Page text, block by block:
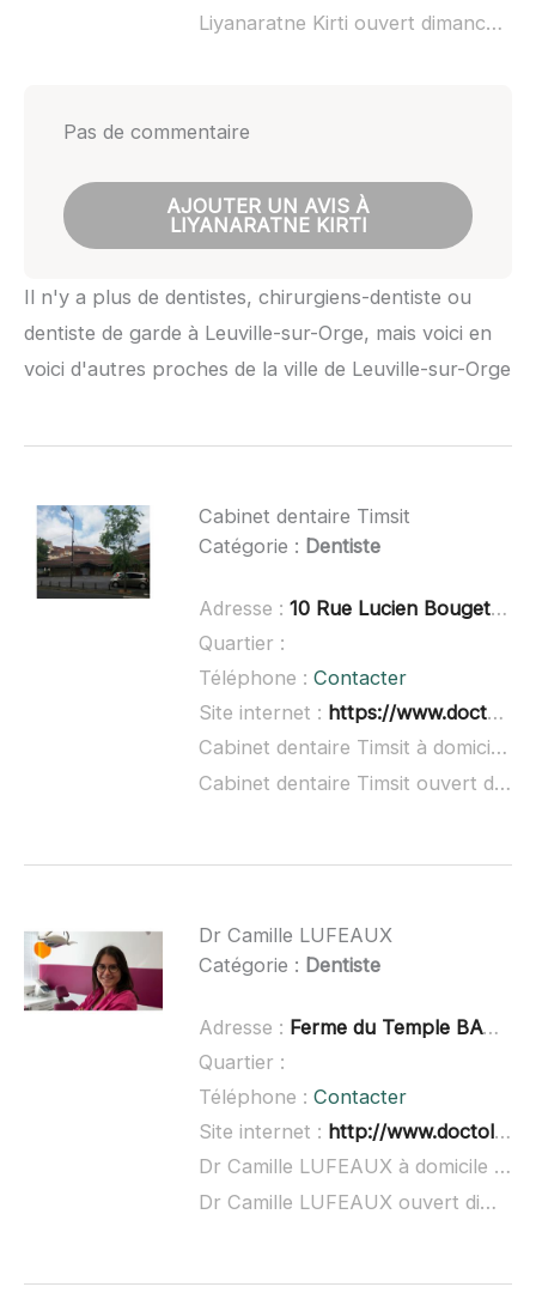
Liyanaratne Kirti ouvert dimanche :
Pas de commentaire
AJOUTER UN AVIS À
LIYANARATNE KIRTI
Il n'y a plus de dentistes, chirurgiens-dentiste ou
dentiste de garde à Leuville-sur-Orge, mais voici en
voici d'autres proches de la ville de Leuville-sur-Orge
Cabinet dentaire Timsit
Catégorie : Dentiste
Adresse : 10 Rue Lucien Bouget, 91220 Brétigny-sur-Orge
Quartier :
Téléphone : Contacter
Site internet : https://www.doctolib.fr/cabinet-dentaire/bretigny-sur-orge/cabinet-dentaire-timsit
Cabinet dentaire Timsit à domicile :
Cabinet dentaire Timsit ouvert dimanche :
Dr Camille LUFEAUX
Catégorie : Dentiste
Adresse : Ferme du Temple BATIMENT Q, 91130 Ris-Orangis
Quartier :
Téléphone : Contacter
Site internet : http://www.doctolib.fr/dentiste/ris-orangis/camille-lufeaux
Dr Camille LUFEAUX à domicile :
Dr Camille LUFEAUX ouvert dimanche :